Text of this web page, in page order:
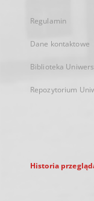
Regulamin
Dane kontaktowe
Biblioteka
Repozytorium
Historia